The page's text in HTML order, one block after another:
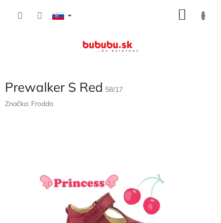
Prewalker S Red 58/17
Značka: Froddo